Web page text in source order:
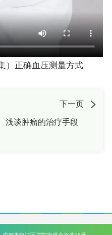
）正确血压测量方式
下一页
浅谈肿瘤的治疗手段